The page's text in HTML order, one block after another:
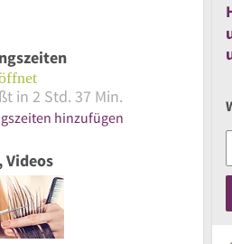
in 2 Std. 37 Min.
hinzufügen
Videos